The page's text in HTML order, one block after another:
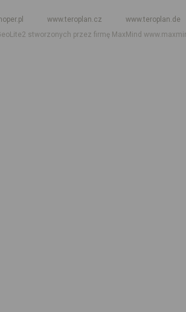
hoper.pl www.teroplan.cz
www.teroplan.de
stworzonych przez firmę MaxMind